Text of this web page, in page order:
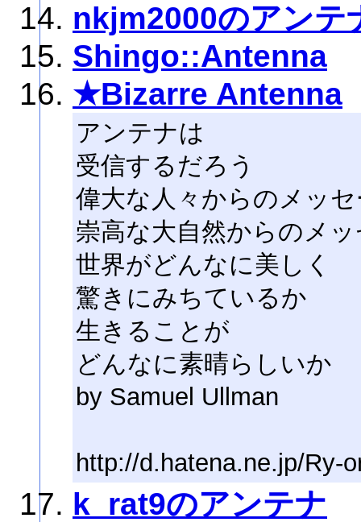
nkjm2000のアンテ
Shingo::Antenna
★Bizarre Antenna
アンテナは
受信するだろう
偉大な人々からのメッ
崇高な大自然からのメ
世界がどんなに美しく
驚きにみちているか
生きることが
どんなに素晴らしいか
by Samuel Ullman
http://d.hatena.ne.jp/Ry-
k_rat9のアンテナ